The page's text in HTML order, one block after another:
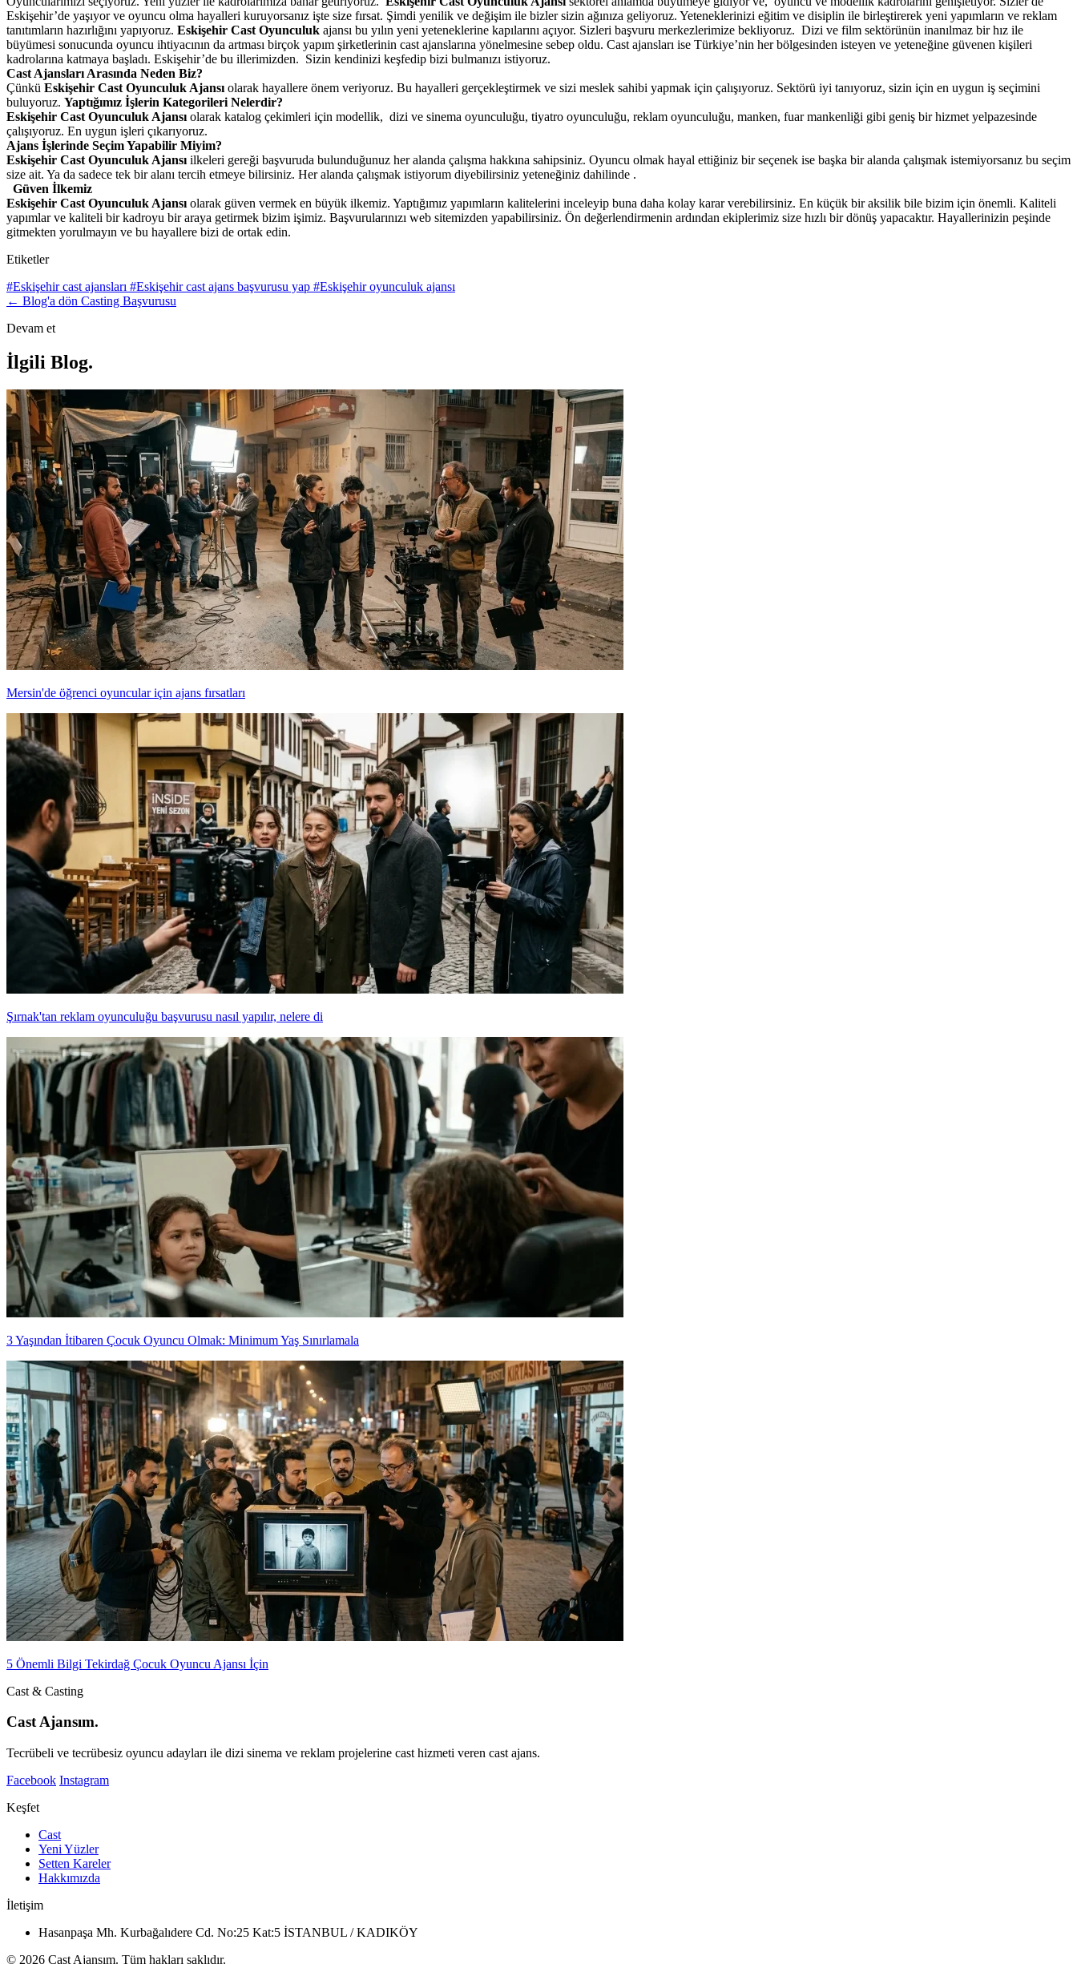
Eskişehir’de yaşıyor ve oyuncu olma hayalleri kuruyorsanız işte size fırsat. Şimdi yenilik ve değişim ile bizler sizin ağınıza geliyoruz. Yeteneklerinizi eğitim ve disiplin ile birleştirerek yeni yapımların ve reklam
tanıtımların hazırlığını yapıyoruz. Eskişehir Cast Oyunculuk ajansı bu yılın yeni yeteneklerine kapılarını açıyor. Sizleri başvuru merkezlerimize bekliyoruz. Dizi ve film sektörünün inanılmaz bir hız ile
büyümesi sonucunda oyuncu ihtiyacının da artması birçok yapım şirketlerinin cast ajanslarına yönelmesine sebep oldu. Cast ajansları ise Türkiye’nin her bölgesinden isteyen ve yeteneğine güvenen kişileri
kadrolarına katmaya başladı. Eskişehir’de bu illerimizden. Sizin kendinizi keşfedip bizi bulmanızı istiyoruz.
Cast Ajansları Arasında Neden Biz?
Çünkü Eskişehir Cast Oyunculuk Ajansı olarak hayallere önem veriyoruz. Bu hayalleri gerçekleştirmek ve sizi meslek sahibi yapmak için çalışıyoruz. Sektörü iyi tanıyoruz, sizin için en uygun iş seçimini
buluyoruz. Yaptığımız İşlerin Kategorileri Nelerdir?
Eskişehir Cast Oyunculuk Ajansı olarak katalog çekimleri için modellik, dizi ve sinema oyunculuğu, tiyatro oyunculuğu, reklam oyunculuğu, manken, fuar mankenliği gibi geniş bir hizmet yelpazesinde
çalışıyoruz. En uygun işleri çıkarıyoruz.
Ajans İşlerinde Seçim Yapabilir Miyim?
Eskişehir Cast Oyunculuk Ajansı ilkeleri gereği başvuruda bulunduğunuz her alanda çalışma hakkına sahipsiniz. Oyuncu olmak hayal ettiğiniz bir seçenek ise başka bir alanda çalışmak istemiyorsanız bu seçim
size ait. Ya da sadece tek bir alanı tercih etmeye bilirsiniz. Her alanda çalışmak istiyorum diyebilirsiniz yeteneğiniz dahilinde .
Güven İlkemiz
Eskişehir Cast Oyunculuk Ajansı olarak güven vermek en büyük ilkemiz. Yaptığımız yapımların kalitelerini inceleyip buna daha kolay karar verebilirsiniz. En küçük bir aksilik bile bizim için önemli. Kaliteli
yapımlar ve kaliteli bir kadroyu bir araya getirmek bizim işimiz. Başvurularınızı web sitemizden yapabilirsiniz. Ön değerlendirmenin ardından ekiplerimiz size hızlı bir dönüş yapacaktır. Hayallerinizin peşinde
gitmekten yorulmayın ve bu hayallere bizi de ortak edin.
Etiketler
#Eskişehir cast ajansları #Eskişehir cast ajans başvurusu yap #Eskişehir oyunculuk ajansı
← Blog'a dön Casting Başvurusu
Devam et
İlgili Blog.
Mersin'de öğrenci oyuncular için ajans fırsatları
Şırnak'tan reklam oyunculuğu başvurusu nasıl yapılır, nelere di
3 Yaşından İtibaren Çocuk Oyuncu Olmak: Minimum Yaş Sınırlamala
5 Önemli Bilgi Tekirdağ Çocuk Oyuncu Ajansı İçin
Cast & Casting
Cast Ajansım.
Tecrübeli ve tecrübesiz oyuncu adayları ile dizi sinema ve reklam projelerine cast hizmeti veren cast ajans.
Facebook Instagram
Keşfet
Cast
Yeni Yüzler
Setten Kareler
Hakkımızda
İletişim
Hasanpaşa Mh. Kurbağalıdere Cd. No:25 Kat:5 İSTANBUL / KADIKÖY
© 2026 Cast Ajansım. Tüm hakları saklıdır.